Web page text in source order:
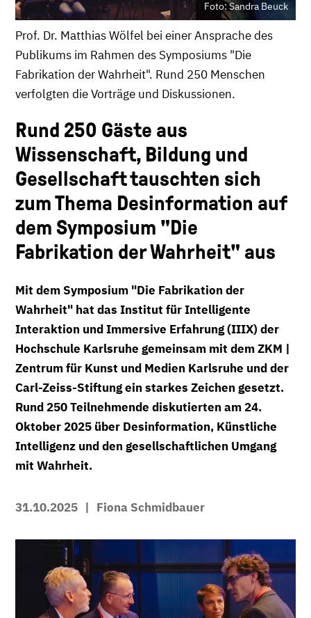
Foto: Sandra Beuck
Prof. Dr. Matthias Wölfel bei einer Ansprache des
Publikums im Rahmen des Symposiums "Die
Fabrikation der Wahrheit". Rund 250 Menschen
verfolgten die Vorträge und Diskussionen.
Rund 250 Gäste aus
Wissenschaft, Bildung und
Gesellschaft tauschten sich
zum Thema Desinformation auf
dem Symposium "Die
Fabrikation der Wahrheit" aus
Mit dem Symposium "Die Fabrikation der
Wahrheit" hat das Institut für Intelligente
Interaktion und Immersive Erfahrung (IIIX) der
Hochschule Karlsruhe gemeinsam mit dem ZKM |
Zentrum für Kunst und Medien Karlsruhe und der
Carl-Zeiss-Stiftung ein starkes Zeichen gesetzt.
Rund 250 Teilnehmende diskutierten am 24.
Oktober 2025 über Desinformation, Künstliche
Intelligenz und den gesellschaftlichen Umgang
mit Wahrheit.
31.10.2025 | Fiona Schmidbauer